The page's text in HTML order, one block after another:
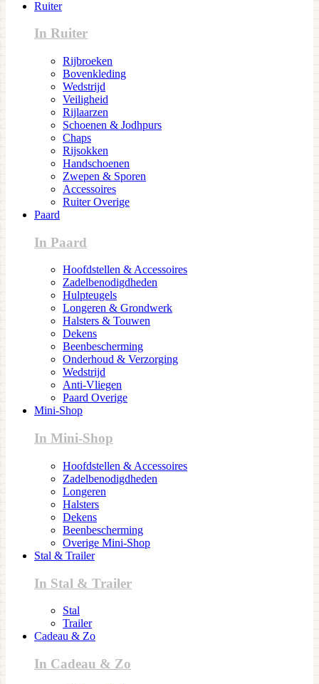
Ruiter
In Ruiter
Rijbroeken
Bovenkleding
Wedstrijd
Veiligheid
Rijlaarzen
Schoenen & Jodhpurs
Chaps
Rijsokken
Handschoenen
Zwepen & Sporen
Accessoires
Ruiter Overige
Paard
In Paard
Hoofdstellen & Accessoires
Zadelbenodigdheden
Hulpteugels
Longeren & Grondwerk
Halsters & Touwen
Dekens
Beenbescherming
Onderhoud & Verzorging
Wedstrijd
Anti-Vliegen
Paard Overige
Mini-Shop
In Mini-Shop
Hoofdstellen & Accessoires
Zadelbenodigdheden
Longeren
Halsters
Dekens
Beenbescherming
Overige Mini-Shop
Stal & Trailer
In Stal & Trailer
Stal
Trailer
Cadeau & Zo
In Cadeau & Zo